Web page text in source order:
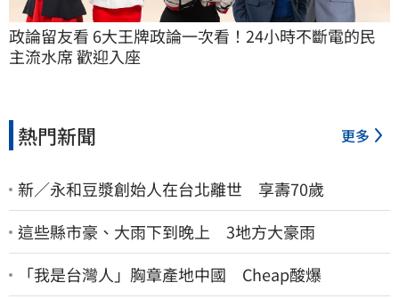
政論留友看 6大王牌政論一次看！24小時不斷電的民
主流水席 歡迎入座
熱門新聞 更多
新／永和豆漿創始人在台北離世 享壽70歲
這些縣市豪、大雨下到晚上 3地方大豪雨
「我是台灣人」胸章產地中國 Cheap酸爆